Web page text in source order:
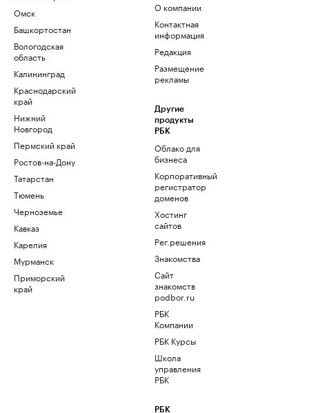
Омск
Башкортостан
Вологодская
область
Калининград
Краснодарский
край
Нижний
Новгород
Пермский край
Ростов-на-Дону
Татарстан
Тюмень
Черноземье
Кавказ
Карелия
Мурманск
Приморский
край
О компании
Контактная
информация
Редакция
Размещение
рекламы
Другие
продукты
РБК
Облако для
бизнеса
Корпоративный
регистратор
доменов
Хостинг
сайтов
Рег.решения
Знакомства
Сайт
знакомств
podbor.ru
РБК
Компании
РБК Курсы
Школа
управления
РБК
РБК